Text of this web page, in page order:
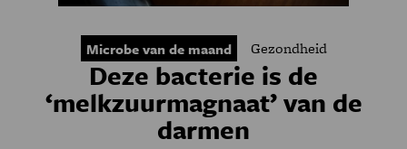
Microbe van de maand Gezondheid
Deze bacterie is de
‘melkzuurmagnaat’ van de
darmen